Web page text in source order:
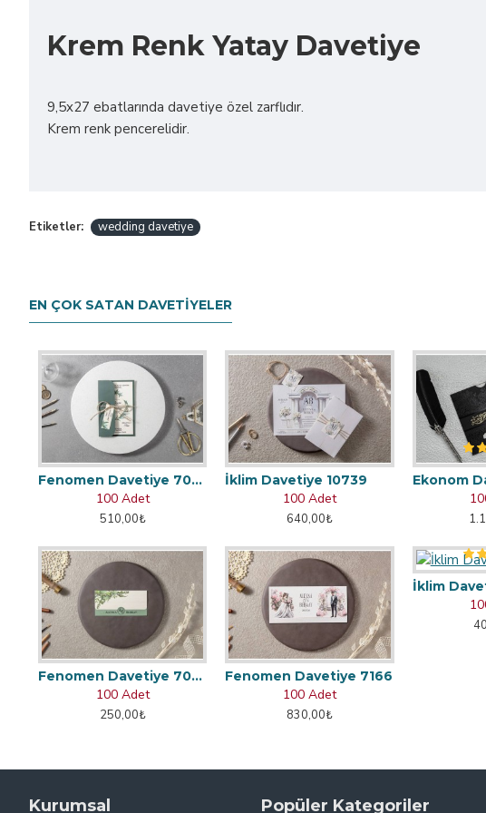
Krem Renk Yatay Davetiye
9,5x27 ebatlarında davetiye özel zarflıdır.
Krem renk pencerelidir.
Etiketler: wedding davetiye
EN ÇOK SATAN DAVETIYELER
Fenomen Davetiye 7002
100 Adet
510,00₺
İklim Davetiye 10739
100 Adet
640,00₺
Ekonom
Fenomen Davetiye 7048
100 Adet
250,00₺
Fenomen Davetiye 7166
100 Adet
830,00₺
İklim
Kurumsal Popüler Kategoriler